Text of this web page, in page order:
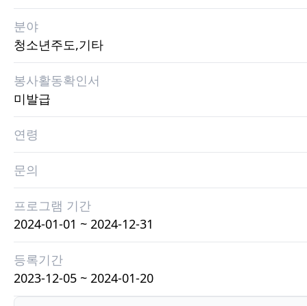
분야
청소년주도,기타
봉사활동확인서
미발급
연령
문의
프로그램 기간
2024-01-01 ~ 2024-12-31
등록기간
2023-12-05 ~ 2024-01-20